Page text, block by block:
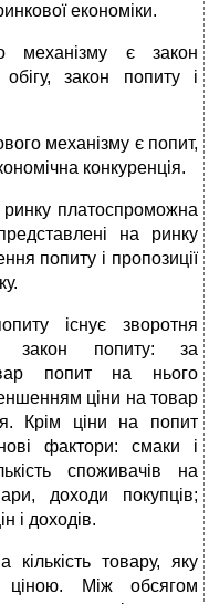
економіки.
механізму є закон
закон попиту і
механізму є попит,
конкуренція.
платоспроможна
на ринку
попиту і пропозиції
існує зворотня
закон попиту: за
попит на нього
ціни на товар
Крім ціни на попит
фактори: смаки і
споживачів на
доходи покупців;
і доходів.
товару, яку
Між обсягом